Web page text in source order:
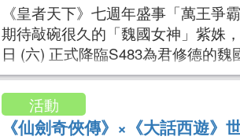
《皇者天下》七週年盛事「萬王爭
期待敲碗很久的「魏國女神」紫姝
日 (六) 正式降臨S483為君修德的
男人的天下，但只要女神紫姝出手
的，帶領魏國勢力強勢拓荒，明天
跟著女神共享這盛世天下吧！📅【
4：00~15：00📺【觀看直播】
活動
《仙劍奇俠傳》×《大話西遊》